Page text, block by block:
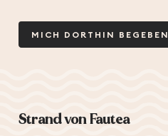
MICH DORTHIN BEGEBEN
Strand von Fautea